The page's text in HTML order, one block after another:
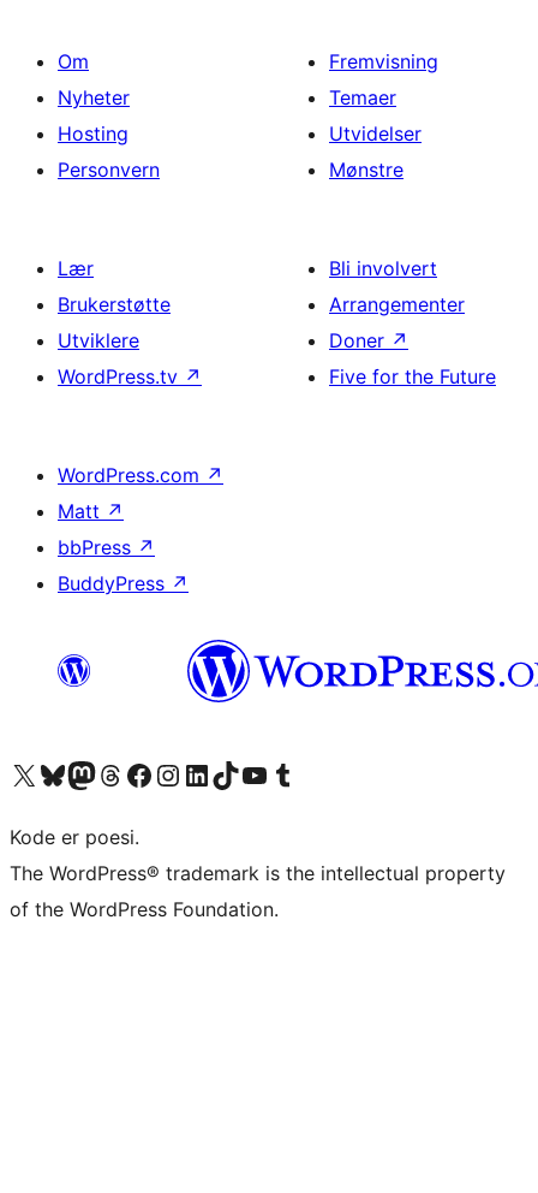
Om
Nyheter
Hosting
Personvern
Fremvisning
Temaer
Utvidelser
Mønstre
Lær
Brukerstøtte
Utviklere
WordPress.tv ↗
Bli involvert
Arrangementer
Doner ↗
Five for the Future
WordPress.com ↗
Matt ↗
bbPress ↗
BuddyPress ↗
Besøk vår konto på X Visit our Bluesky account
Besøk vår Mastodon-konto
Visit our Threads account
Besøk vår Facebook-sideBesøk vår Instagram-konto
Besøk vår LinkedIn-konto
Visit our TikTok account
Visit our YouTube channel
Visit our Tumblr account
Kode er poesi.
The WordPress® trademark is the intellectual property
of the WordPress Foundation.